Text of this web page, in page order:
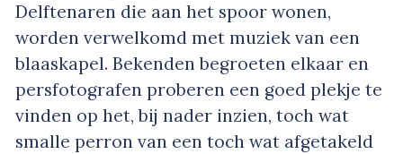
Delftenaren die aan het spoor wonen,
worden verwelkomd met muziek van een
blaaskapel. Bekenden begroeten elkaar en
persfotografen proberen een goed plekje te
vinden op het, bij nader inzien, toch wat
smalle perron van een toch wat afgetakeld